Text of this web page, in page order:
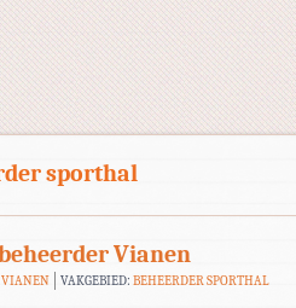
sporthal
Vianen
VIANEN VAKGEBIED:BEHEERDER SPORTHAL